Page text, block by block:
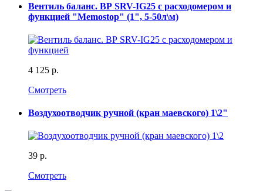
Вентиль баланс. ВР SRV-IG25 с расходомером и
функцией "Memostop" (1", 5-50л\м)
4 125 р.
Смотреть
Воздухоотводчик ручной (кран маевского) 1\2"
39 р.
Смотреть